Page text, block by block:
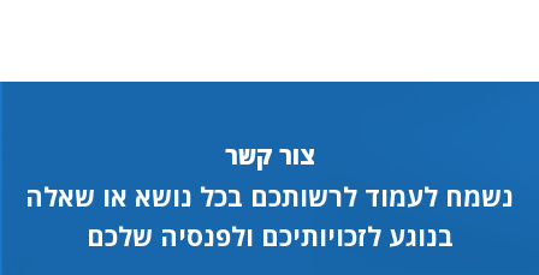
צור קשר
נשמח לעמוד לרשותכם בכל נושא או שאלה
בנוגע לזכויותיכם ולפנסיה שלכם